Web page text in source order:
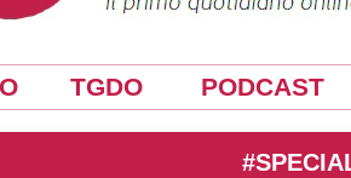
TGDO PODCAST